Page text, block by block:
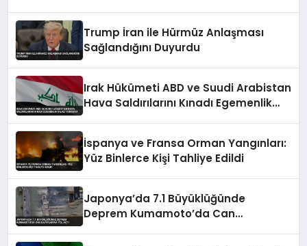
Trump İran ile Hürmüz Anlaşması
Sağlandığını Duyurdu
Irak Hükümeti ABD ve Suudi Arabistan
Hava Saldırılarını Kınadı Egemenlik
İspanya ve Fransa Orman Yangınları:
Yüz Binlerce Kişi Tahliye Edildi
Japonya’da 7.1 Büyüklüğünde
Deprem Kumamoto’da Can